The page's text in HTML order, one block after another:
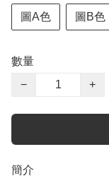
圖A色 圖B色
數量
−
+
簡介